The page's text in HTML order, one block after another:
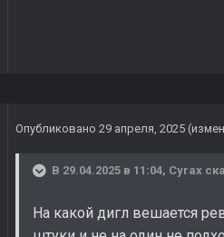
Опубликовано 29 апреля, 2025
В 29.04.2025 в 11:04, Cyrax
На какой дигл вешается